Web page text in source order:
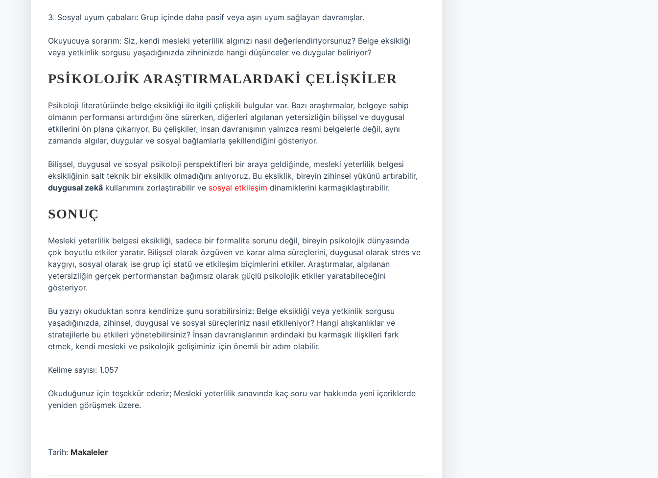
3. Sosyal uyum çabaları: Grup içinde daha pasif veya aşırı uyum sağlayan davranışlar.
Okuyucuya sorarım: Siz, kendi mesleki yeterlilik algınızı nasıl değerlendiriyorsunuz? Belge eksikliği
veya yetkinlik sorgusu yaşadığınızda zihninizde hangi düşünceler ve duygular beliriyor?
PSIKOLOJIK ARAŞTIRMALARDAKI ÇELIŞKILER
Psikoloji literatüründe belge eksikliği ile ilgili çelişkili bulgular var. Bazı araştırmalar, belgeye sahip
olmanın performansı artırdığını öne sürerken, diğerleri algılanan yetersizliğin bilişsel ve duygusal
etkilerini ön plana çıkarıyor. Bu çelişkiler, insan davranışının yalnızca resmi belgelerle değil, aynı
zamanda algılar, duygular ve sosyal bağlamlarla şekillendiğini gösteriyor.
Bilişsel, duygusal ve sosyal psikoloji perspektifleri bir araya geldiğinde, mesleki yeterlilik belgesi
eksikliğinin salt teknik bir eksiklik olmadığını anlıyoruz. Bu eksiklik, bireyin zihinsel yükünü artırabilir,
duygusal zekâ kullanımını zorlaştırabilir ve sosyal etkileşim dinamiklerini karmaşıklaştırabilir.
SONUÇ
Mesleki yeterlilik belgesi eksikliği, sadece bir formalite sorunu değil, bireyin psikolojik dünyasında
çok boyutlu etkiler yaratır. Bilişsel olarak özgüven ve karar alma süreçlerini, duygusal olarak stres ve
kaygıyı, sosyal olarak ise grup içi statü ve etkileşim biçimlerini etkiler. Araştırmalar, algılanan
yetersizliğin gerçek performanstan bağımsız olarak güçlü psikolojik etkiler yaratabileceğini
gösteriyor.
Bu yazıyı okuduktan sonra kendinize şunu sorabilirsiniz: Belge eksikliği veya yetkinlik sorgusu
yaşadığınızda, zihinsel, duygusal ve sosyal süreçleriniz nasıl etkileniyor? Hangi alışkanlıklar ve
stratejilerle bu etkileri yönetebilirsiniz? İnsan davranışlarının ardındaki bu karmaşık ilişkileri fark
etmek, kendi mesleki ve psikolojik gelişiminiz için önemli bir adım olabilir.
Kelime sayısı: 1.057
Okuduğunuz için teşekkür ederiz; Mesleki yeterlilik sınavında kaç soru var hakkında yeni içeriklerde
yeniden görüşmek üzere.
Tarih: Makaleler